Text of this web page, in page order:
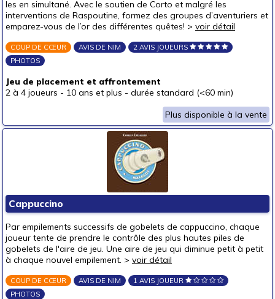
les en simultané. Avec le soutien de Corto et malgré les
interventions de Raspoutine, formez des groupes d’aventuriers et
emparez-vous de l’or des différentes quêtes! > voir détail
COUP DE CŒUR AVIS DE NIM
2 AVIS JOUEURS
PHOTOS
Jeu de placement et affrontement
2 à 4 joueurs - 10 ans et plus - durée standard (<60 min)
Plus disponible à la vente
Cappuccino
Par empilements successifs de gobelets de cappuccino, chaque
joueur tente de prendre le contrôle des plus hautes piles de
gobelets de l'aire de jeu. Une aire de jeu qui diminue petit à petit
à chaque nouvel empilement. > voir détail
COUP DE CŒUR AVIS DE NIM
1 AVIS JOUEUR
PHOTOS